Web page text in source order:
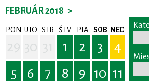
FEBRUÁR 2018 >
PON UTO STR ŠTV PIA SOB NED
1 2 3
4
5
6 7 8 9 10 11